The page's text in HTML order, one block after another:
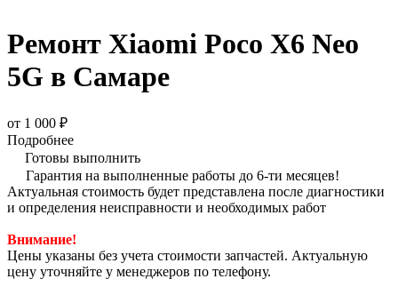
Ремонт Xiaomi Poco X6 Neo
5G в Самаре
от 1 000 ₽
Подробнее
Готовы выполнить
Гарантия на выполненные работы до 6-ти месяцев!
Актуальная стоимость будет представлена после диагностики
и определения неисправности и необходимых работ
Внимание!
Цены указаны без учета стоимости запчастей. Актуальную
цену уточняйте у менеджеров по телефону.